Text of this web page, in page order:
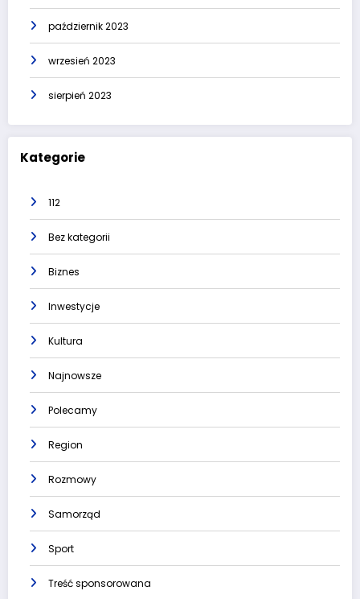
październik 2023
wrzesień 2023
sierpień 2023
Kategorie
112
Bez kategorii
Biznes
Inwestycje
Kultura
Najnowsze
Polecamy
Region
Rozmowy
Samorząd
Sport
Treść sponsorowana